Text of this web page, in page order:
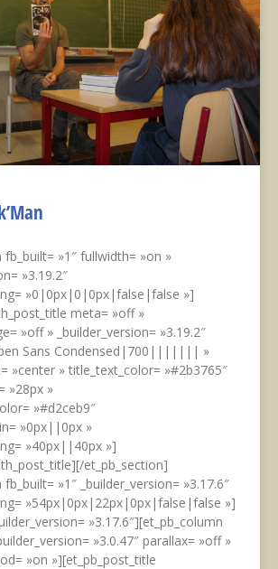
fb_built= »1″ fullwidth= »on »
»3.19.2″
»0|0px|0|0px|false|false »]
meta= »off »
»off » _builder_version= »3.19.2″
Sans Condensed|700||||||| »
»center » title_text_color= »#2b3765″
»28px »
»#d2ceb9″
»0px||0px »
»40px||40px »]
et_pb_section]
»1″ _builder_version= »3.17.6″
»54px|0px|22px|0px|false|false »]
»3.17.6″][et_pb_column
»3.0.47″ parallax= »off »
»on »][et_pb_post_title